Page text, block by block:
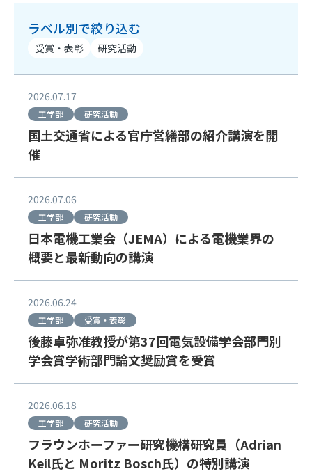
ラベル別で絞り込む
受賞・表彰 研究活動
2026.07.17
工学部 研究活動
国土交通省による官庁営繕部の紹介講演を開
催
2026.07.06
工学部 研究活動
日本電機工業会（JEMA）による電機業界の
概要と最新動向の講演
2026.06.24
工学部 受賞・表彰
後藤卓弥准教授が第37回電気設備学会部門別
学会賞学術部門論文奨励賞を受賞
2026.06.18
工学部 研究活動
フラウンホーファー研究機構研究員（Adrian
Keil氏と Moritz Bosch氏）の特別講演